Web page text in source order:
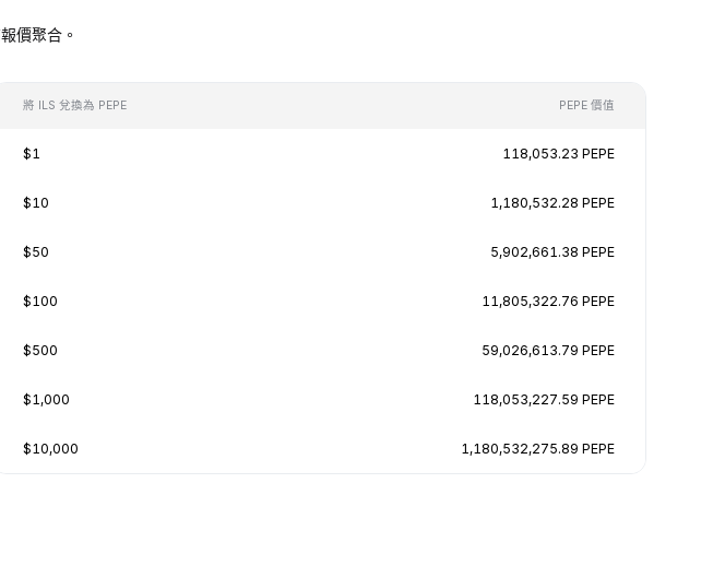
價聚合。
將 ILS 兌換為 PEPE PEPE 價值
$1 118,053.23 PEPE
$10 1,180,532.28 PEPE
$50 5,902,661.38 PEPE
$100 11,805,322.76 PEPE
$500 59,026,613.79 PEPE
$1,000 118,053,227.59 PEPE
$10,000 1,180,532,275.89 PEPE